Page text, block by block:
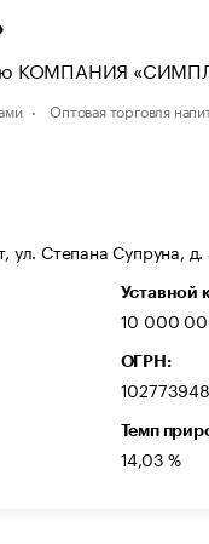
КОМПАНИЯ
Оптовая торговля
ул. Степана Супруна,
Уставной
10 000
ОГРН:
Темп
14,03 %